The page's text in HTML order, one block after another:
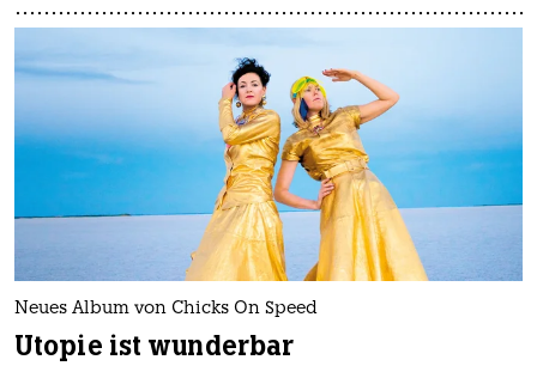
Neues Album von Chicks On Speed
Utopie ist wunderbar